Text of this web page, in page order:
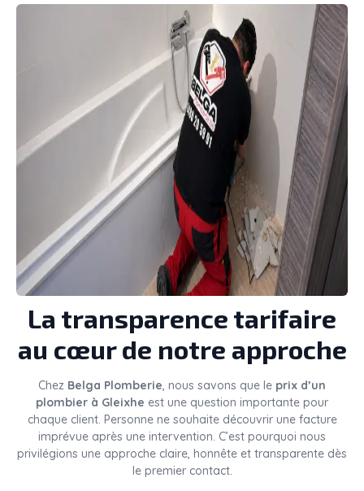
La transparence tarifaire
au cœur de notre approche
Chez Belga Plomberie, nous savons que le prix d’un
plombier à Gleixhe est une question importante pour
chaque client. Personne ne souhaite découvrir une facture
imprévue après une intervention. C’est pourquoi nous
privilégions une approche claire, honnête et transparente dès
le premier contact.